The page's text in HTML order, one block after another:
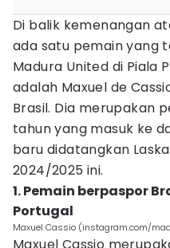
Di balik kemenangan
ada satu pemain yang
Madura United di Piala
adalah Maxuel de
Brasil. Dia merupakan
tahun yang masuk ke
baru didatangkan
2024/2025 ini.
1. Pemain berpaspor
Portugal
Maxuel Cassio (instagram.com/